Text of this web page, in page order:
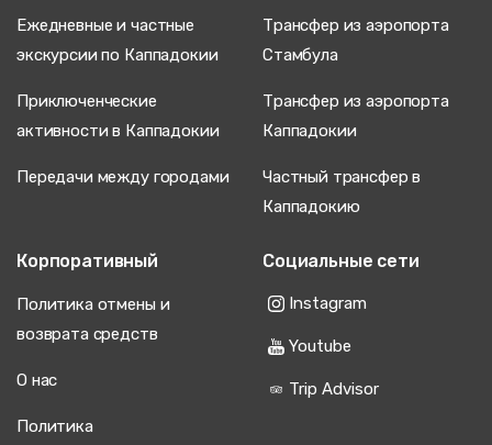
Ежедневные и частные
экскурсии по Каппадокии
Трансфер из аэропорта
Стамбула
Приключенческие
активности в Каппадокии
Трансфер из аэропорта
Каппадокии
Передачи между городами
Частный трансфер в
Каппадокию
Корпоративный
Политика отмены и
возврата средств
О нас
Политика
Социальные сети
Instagram
Youtube
Trip Advisor